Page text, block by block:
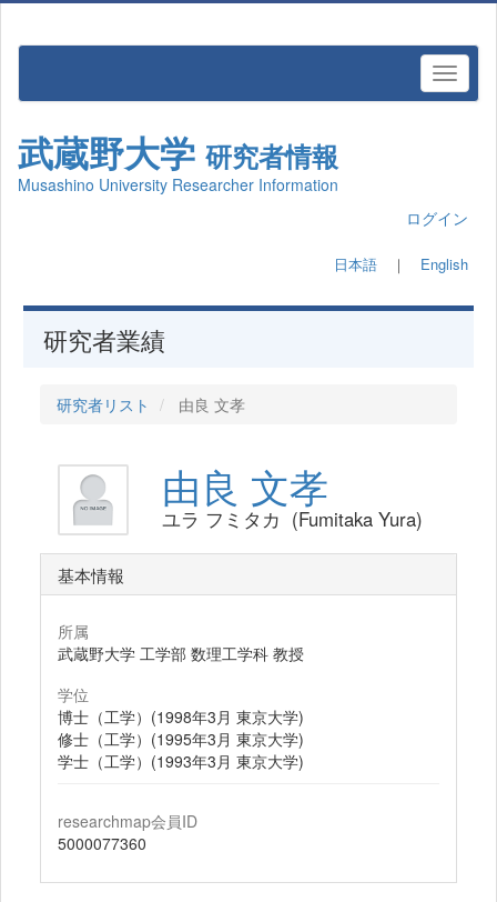
武蔵野大学 研究者情報
Musashino University Researcher Information
ログイン
日本語 ｜ English
研究者業績
研究者リスト 由良 文孝
由良 文孝
ユラ フミタカ (Fumitaka Yura)
基本情報
所属
武蔵野大学 工学部 数理工学科 教授
学位
博士（工学）(1998年3月 東京大学)
修士（工学）(1995年3月 東京大学)
学士（工学）(1993年3月 東京大学)
researchmap会員ID
5000077360